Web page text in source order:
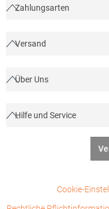
Zahlungsarten
Versand
Über Uns
Hilfe und Service
Cookie-